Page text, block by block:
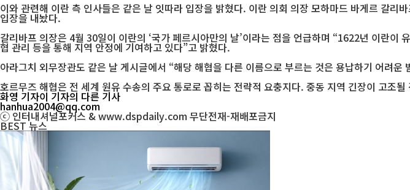
이와 관련해 이란 측 인사들은 같은 날 잇따라 입장을 밝혔다. 이란 의회 의장 모하마드 바게르 갈
입장을 내놨다.
갈리바프 의장은 4월 30일이 이란의 ‘국가 페르시아만의 날’이라는 점을 언급하며 “1622년 이란
협 관리 등을 통해 지역 안정에 기여하고 있다”고 밝혔다.
아라그치 외무장관도 같은 날 게시글에서 “해당 해협을 다른 이름으로 부르는 것은 용납하기 어려
호르무즈 해협은 전 세계 원유 수송의 주요 통로로 꼽히는 전략적 요충지다. 중동 지역 긴장이 고조
화영 기자이 기자의 다른 기사
hanhua2004@qq.com
ⓒ 인터내셔널포커스 & www.dspdaily.com 무단전재-재배포금지
BEST뉴스